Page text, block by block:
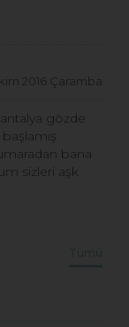
2016 Çaramba
gözde
bana
sizleri aşk